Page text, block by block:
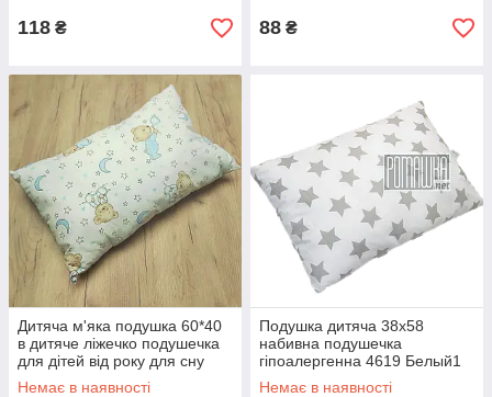
118 ₴ 88 ₴
Дитяча м'яка подушка 60*40
в дитяче ліжечко подушечка
для дітей від року для сну
гіпоалергенна 4619 ГЛБ
Немає в наявності
Подушка дитяча 38х58
набивна подушечка
гіпоалергенна 4619 Белый1
Немає в наявності